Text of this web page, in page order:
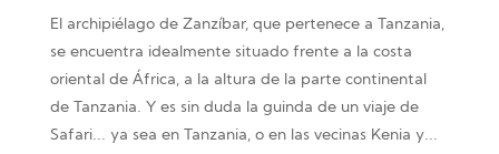
El archipiélago de Zanzíbar, que pertenece a Tanzania,
se encuentra idealmente situado frente a la costa
oriental de África, a la altura de la parte continental
de Tanzania. Y es sin duda la guinda de un viaje de
Safari... ya sea en Tanzania, o en las vecinas Kenia y...